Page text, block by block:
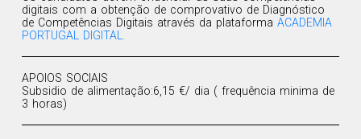
digitais com a obtenção de comprovativo de Diagnóstico
de Competências Digitais através da plataforma ACADEMIA
PORTUGAL DIGITAL.
APOIOS SOCIAIS
Subsidio de alimentação:6,15 €/ dia ( frequência minima de
3 horas)